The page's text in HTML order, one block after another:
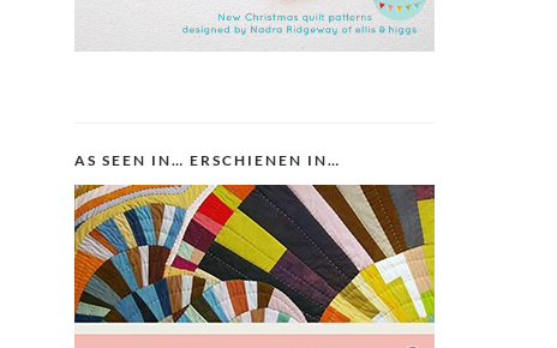
AS SEEN IN… ERSCHIENEN IN…